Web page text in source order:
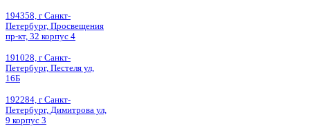
194358, г Санкт-
Петербург, Просвещения
пр-кт, 32 корпус 4
191028, г Санкт-
Петербург, Пестеля ул,
16Б
192284, г Санкт-
Петербург, Димитрова ул,
9 корпус 3